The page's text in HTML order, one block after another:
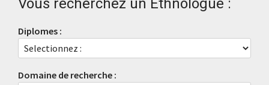
Vous recherchez un Ethnologue :
Diplomes :
Domaine de recherche :